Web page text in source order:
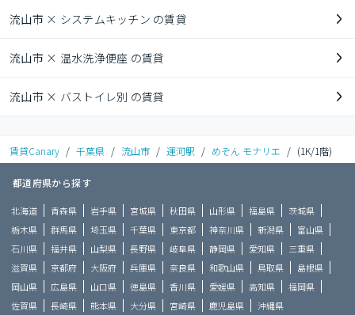
流山市 × システムキッチン の賃貸
流山市 × 温水洗浄便座 の賃貸
流山市 × バストイレ別 の賃貸
賃貸Canary / 千葉県 / 流山市 / 運河駅 / めぞん モナリエ / (1K/1階)
都道府県から探す
北海道 青森県 岩手県 宮城県 秋田県 山形県 福島県
茨城県
栃木県
群馬県 埼玉県 千葉県 東京都 神奈川県 新潟県
富山県
石川県
福井県 山梨県 長野県 岐阜県 静岡県 愛知県
三重県
滋賀県
京都府 大阪府 兵庫県 奈良県 和歌山県 鳥取県
島根県
岡山県
広島県 山口県 徳島県 香川県 愛媛県 高知県
福岡県
佐賀県
長崎県 熊本県 大分県 宮崎県 鹿児島県 沖縄県